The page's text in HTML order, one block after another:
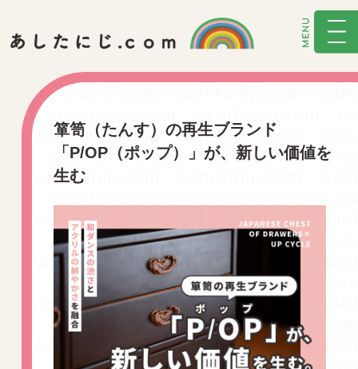
箪笥（たんす）の再生ブランド
「P/OP（ポップ）」が、新しい価値を
生む